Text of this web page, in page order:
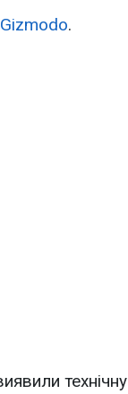
Gizmodo.
технічну